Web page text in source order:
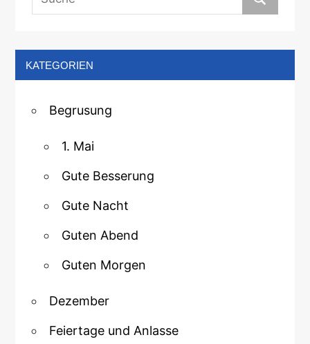
KATEGORIEN
Begrusung
1. Mai
Gute Besserung
Gute Nacht
Guten Abend
Guten Morgen
Dezember
Feiertage und Anlasse